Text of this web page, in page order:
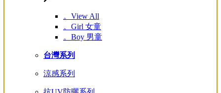
。View All
。Girl 女童
。Boy 男童
台灣系列
涼感系列